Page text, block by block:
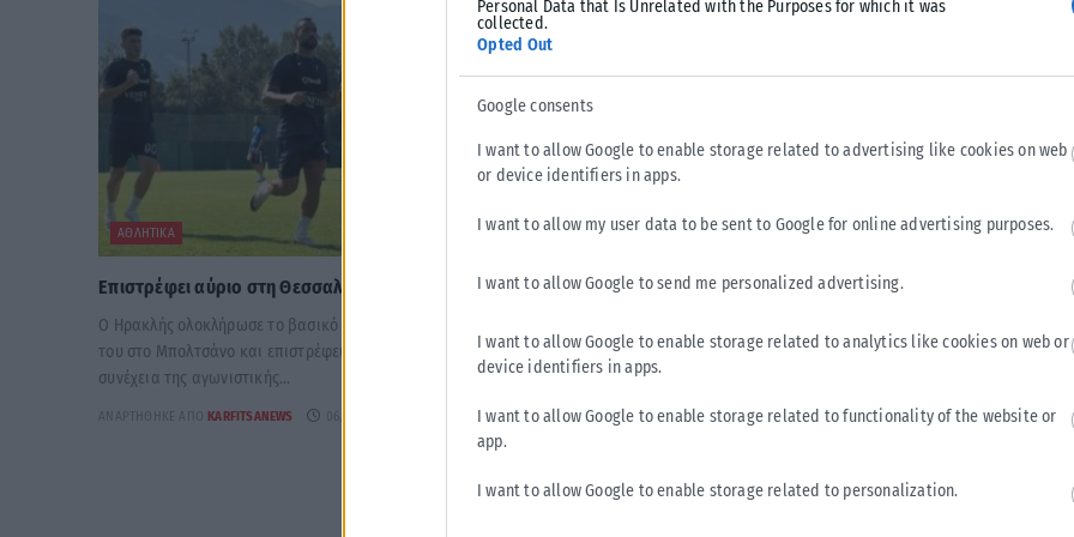
Personal Data that Is Unrelated with the Purposes for which it was
collected.
Opted Out
Google consents
I want to allow Google to enable storage related to advertising like cookies on web
or device identifiers in apps.
I want to allow my user data to be sent to Google for online advertising purposes.
I want to allow Google to send me personalized advertising.
I want to allow Google to enable storage related to analytics like cookies on web or
device identifiers in apps.
I want to allow Google to enable storage related to functionality of the website or
app.
I want to allow Google to enable storage related to personalization.
ΑΘΛΗΤΙΚΆ
Επιστρέφει αύριο στη Θεσσαλονίκη ο Ηρακλής
Ο Ηρακλής ολοκλήρωσε το βασικό στάδιο της προετοιμασίας
του στο Μπολτσάνο και επιστρέφει στη Θεσσαλονίκη για τη
συνέχεια της αγωνιστικής...
ΑΝΑΡΤΉΘΗΚΕ ΑΠΌ KARFITSANEWS 06/08/2026
ΑΘΛΗΤΙΚΆ
Άρης: Ένα μήνα εκτός δράσης ο Κουαμέ
θλάση δευτέρου βαθμού στους οπίσθιους μηριαίους και θα
μείνει εκτός...
ΑΝΑΡΤΉΘΗΚΕ ΑΠΌ KARFITSANEWS 06/08/2026